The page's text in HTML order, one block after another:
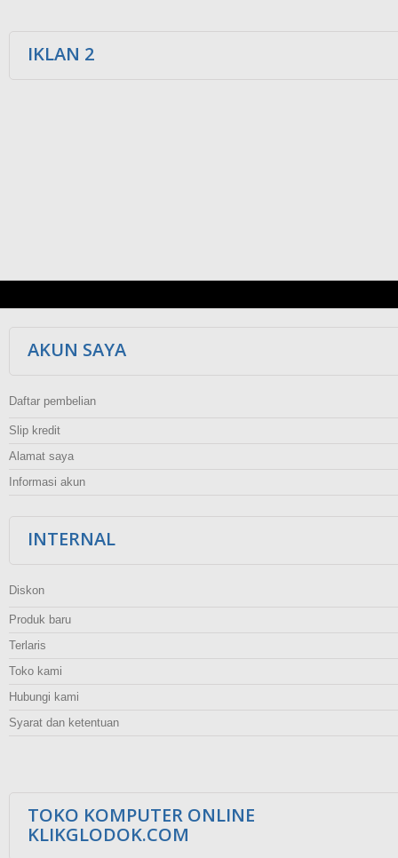
IKLAN 2
AKUN SAYA
Daftar pembelian
Slip kredit
Alamat saya
Informasi akun
INTERNAL
Diskon
Produk baru
Terlaris
Toko kami
Hubungi kami
Syarat dan ketentuan
TOKO KOMPUTER ONLINE
KLIKGLODOK.COM